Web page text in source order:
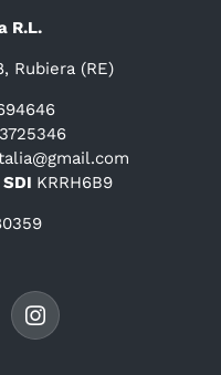
R.L.
Rubiera (RE)
SDI KRRH6B9